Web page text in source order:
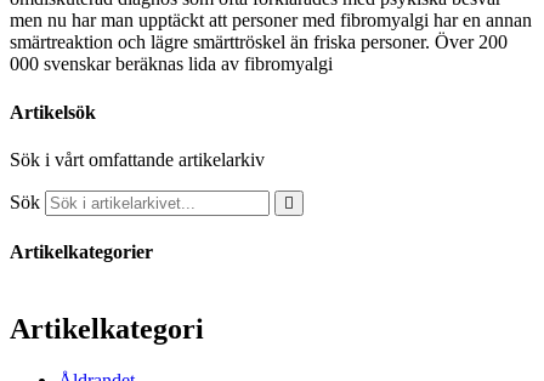
men nu har man upptäckt att personer med fibromyalgi har en annan
smärtreaktion och lägre smärttröskel än friska personer. Över 200
000 svenskar beräknas lida av fibromyalgi
Artikelsök
Sök i vårt omfattande artikelarkiv
Sök
Artikelkategorier
Artikelkategori